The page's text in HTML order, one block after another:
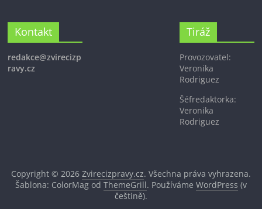
Kontakt
redakce@zvirecizp
ravy.cz
Tiráž
Provozovatel:
Veronika
Rodriguez
Šéfredaktorka:
Veronika
Rodriguez
Copyright © 2026 Zvirecizpravy.cz. Všechna práva vyhrazena.
Šablona: ColorMag od ThemeGrill. Používáme WordPress (v
češtině).